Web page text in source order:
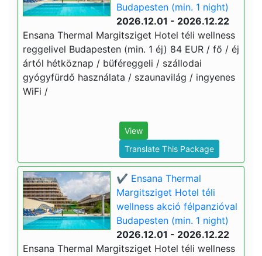
Budapesten (min. 1 night)
2026.12.01 - 2026.12.22
Ensana Thermal Margitsziget Hotel téli wellness
reggelivel Budapesten (min. 1 éj) 84 EUR / fő / éj
ártól hétköznap / büféreggeli / szállodai
gyógyfürdő használata / szaunavilág / ingyenes
WiFi /
View
Translate This Package
✔️ Ensana Thermal
Margitsziget Hotel téli
wellness akció félpanzióval
Budapesten (min. 1 night)
2026.12.01 - 2026.12.22
Ensana Thermal Margitsziget Hotel téli wellness